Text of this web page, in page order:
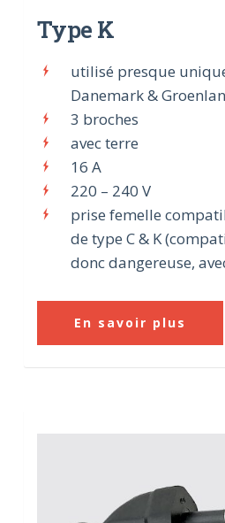
Type K
utilisé presque
Danemark &
3 broches
avec terre
16 A
220 – 240 V
prise femelle
de type C & K
donc dangereuse,
En savoir plus